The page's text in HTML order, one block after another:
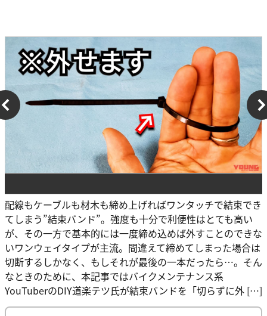
配線もケーブルも材木も締め上げればワンタッチで結束でき
てしまう”結束バンド”。強度も十分で利便性はとても高い
が、その一方で基本的には一度締め込めば外すことのできな
いワンウェイタイプが主流。間違えて締めてしまった場合は
切断するしかなく、もしそれが最後の一本だったら…。そん
なときのために、本記事ではバイクメンテナンス系
YouTuberのDIY道楽テツ氏が結束バンドを「切らずに外 […]